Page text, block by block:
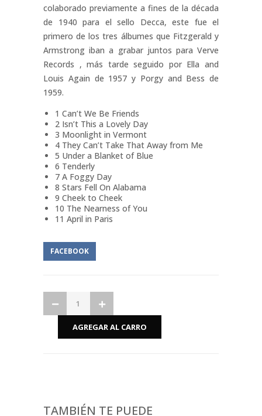
colaborado previamente a fines de la década
de 1940 para el sello Decca, este fue el
primero de los tres álbumes que Fitzgerald y
Armstrong iban a grabar juntos para Verve
Records , más tarde seguido por Ella and
Louis Again de 1957 y Porgy and Bess de
1959.
1 Can’t We Be Friends
2 Isn’t This a Lovely Day
3 Moonlight in Vermont
4 They Can’t Take That Away from Me
5 Under a Blanket of Blue
6 Tenderly
7 A Foggy Day
8 Stars Fell On Alabama
9 Cheek to Cheek
10 The Nearness of You
11 April in Paris
FACEBOOK
TAMBIÉN TE PUEDE